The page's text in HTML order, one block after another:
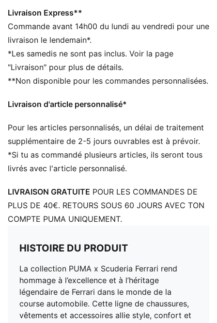
pour offrir un amorti doux grâce à son talon ultra-
épais
La tige de ces chaussures est fabriquée à partir d’au
inférieure est fabriquée à partir d’au moins 10 % de
matériaux recyclés
DÉTAILS
Bout : Arrondi
Tige en cuir foulonné doux
Talon : Talon plat
Branding Scuderia Ferrari et PUMA
Livraison Express**
Commande avant 14h00 du lundi au vendredi pour une
livraison le lendemain*.
*Les samedis ne sont pas inclus. Voir la page
"Livraison" pour plus de détails.
**Non disponible pour les commandes personnalisées.
Livraison d'article personnalisé*
Pour les articles personnalisés, un délai de traitement
supplémentaire de 2-5 jours ouvrables est à prévoir.
*Si tu as commandé plusieurs articles, ils seront tous
livrés avec l'article personnalisé.
LIVRAISON GRATUITE POUR LES COMMANDES DE
PLUS DE 40€. RETOURS SOUS 60 JOURS AVEC TON
COMPTE PUMA UNIQUEMENT.
HISTOIRE DU PRODUIT
La collection PUMA x Scuderia Ferrari rend
hommage à l’excellence et à l’héritage
légendaire de Ferrari dans le monde de la
course automobile. Cette ligne de chaussures,
vêtements et accessoires allie style, confort et